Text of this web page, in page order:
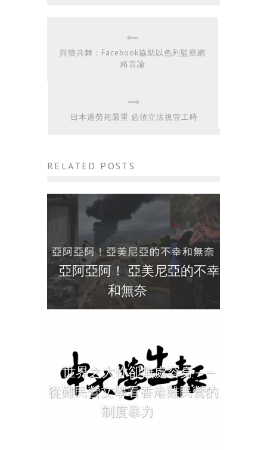
與狼共舞：Facebook協助以色列監察網
絡言論
日本過勞死嚴重 必須立法規管工時
RELATED POSTS
亞阿亞阿！ 亞美尼亞的不幸
和無奈
世界之大你卻無處容身——
從難民營文學看香港難民營的
制度暴力